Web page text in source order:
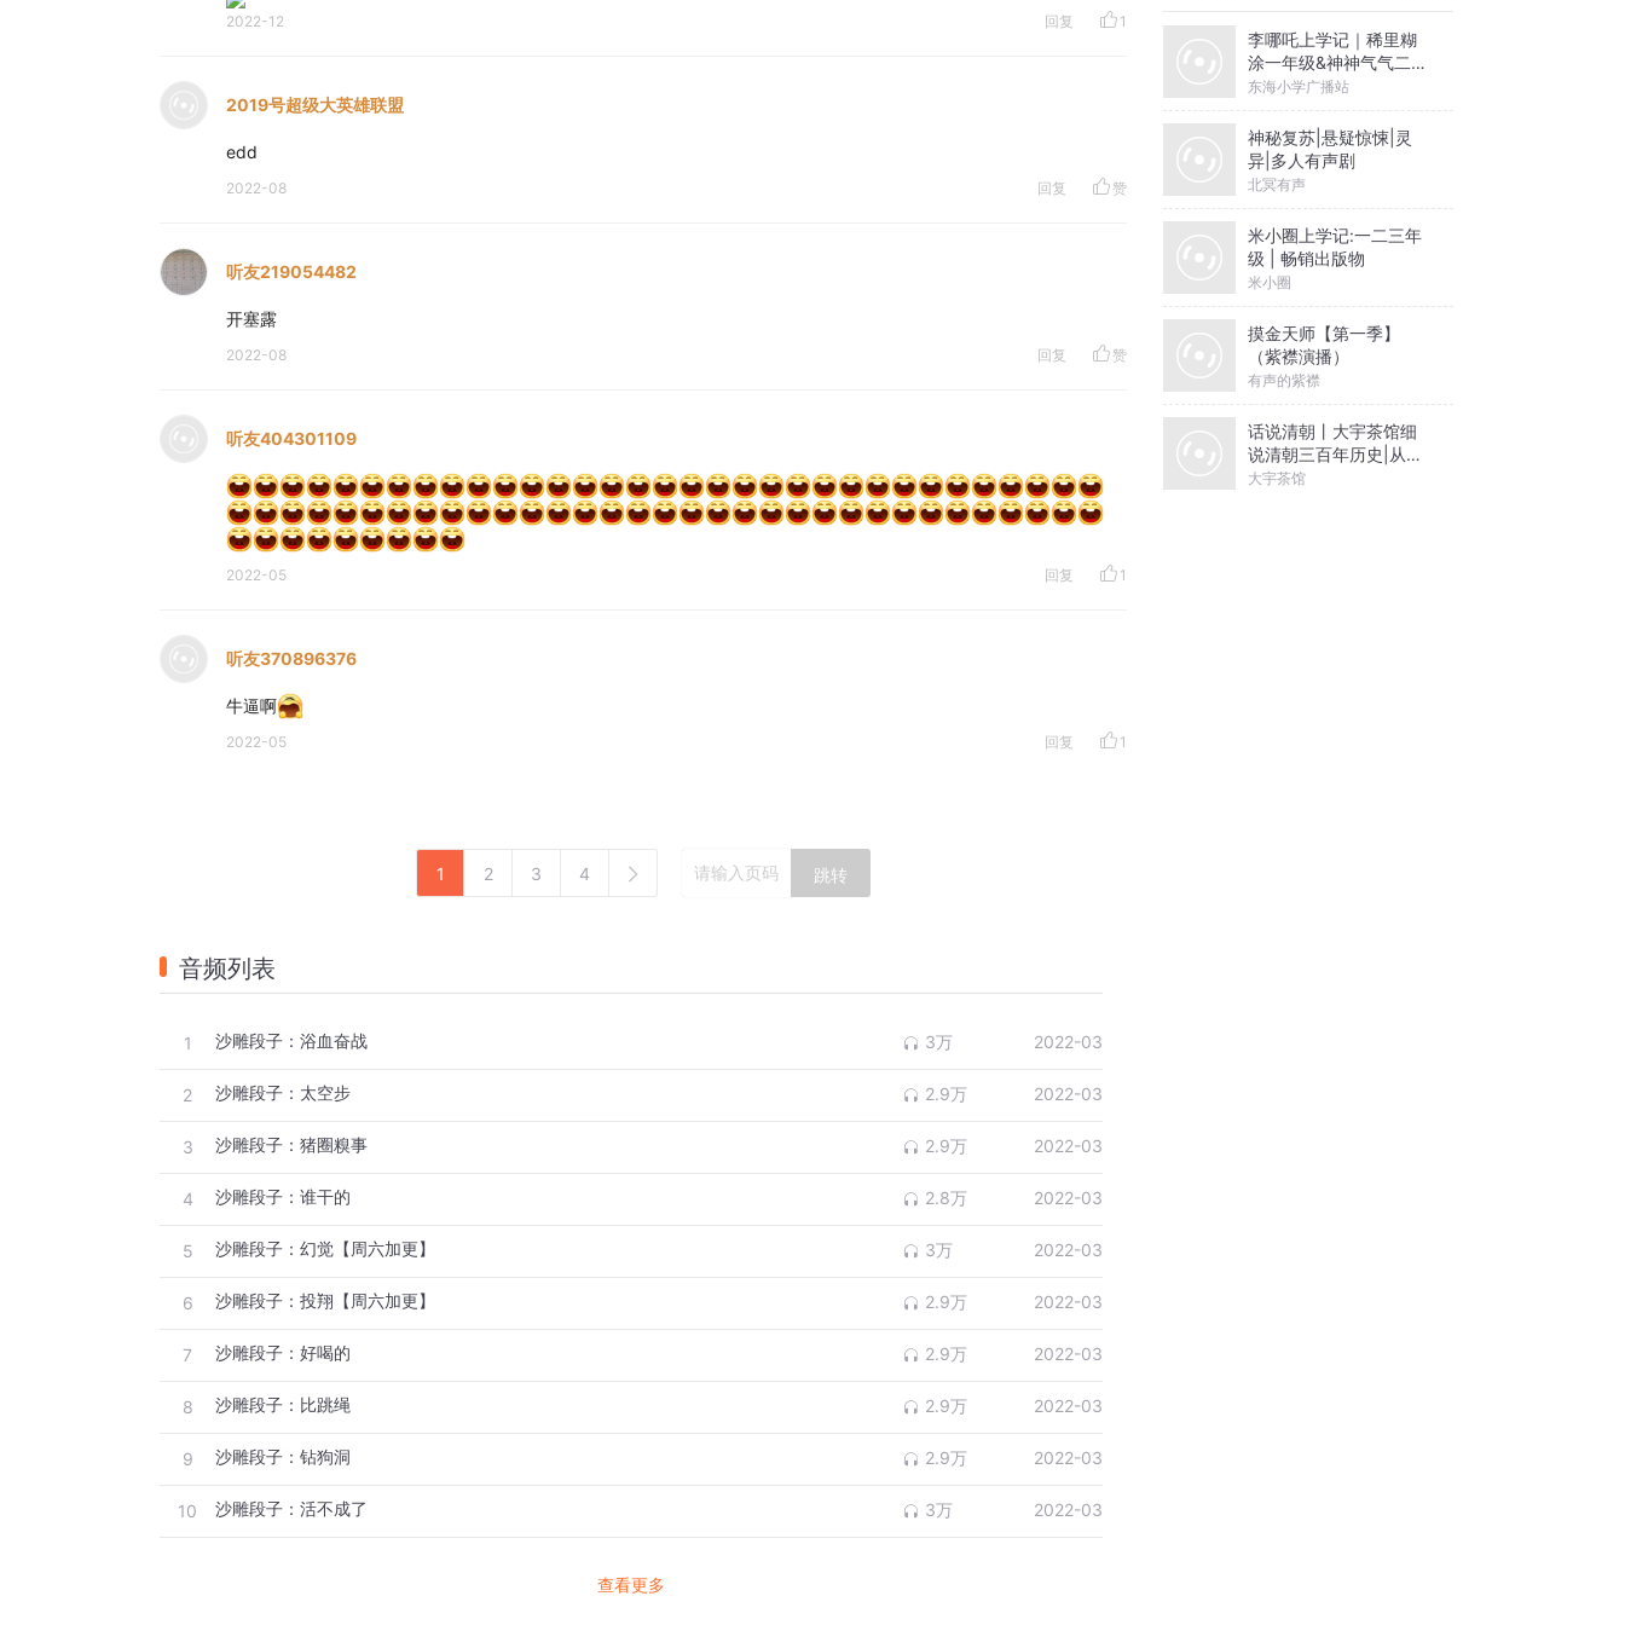
2022-12 回复 1
2019号超级大英雄联盟
edd
2022-08 回复 赞
听友219054482
开塞露
2022-08 回复 赞
听友404301109
2022-05 回复 1
听友370896376
牛逼啊
2022-05 回复 1
1 2 3 4 跳转
音频列表
1 沙雕段子：浴血奋战 3万 2022-03
2 沙雕段子：太空步 2.9万 2022-03
3 沙雕段子：猪圈糗事 2.9万 2022-03
4 沙雕段子：谁干的 2.8万 2022-03
5 沙雕段子：幻觉【周六加更】 3万 2022-03
6 沙雕段子：投翔【周六加更】 2.9万 2022-03
7 沙雕段子：好喝的 2.9万 2022-03
8 沙雕段子：比跳绳 2.9万 2022-03
9 沙雕段子：钻狗洞 2.9万 2022-03
10 沙雕段子：活不成了 3万 2022-03
查看更多
李哪吒上学记｜稀里糊
涂一年级&神神气气二年
级
东海小学广播站
神秘复苏|悬疑惊悚|灵
异|多人有声剧
北冥有声
米小圈上学记:一二三年
级 | 畅销出版物
米小圈
摸金天师【第一季】
（紫襟演播）
有声的紫襟
话说清朝丨大宇茶馆细
说清朝三百年历史|从努
尔哈赤到末代皇帝溥仪|
大宇茶馆